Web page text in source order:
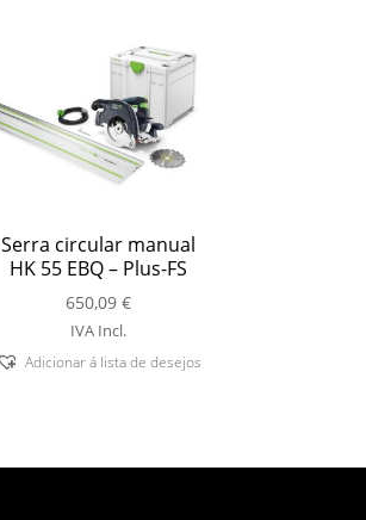
Serra circular manual
HK 55 EBQ – Plus-FS
650,09€
IVA Incl.
Adicionar á lista de desejos